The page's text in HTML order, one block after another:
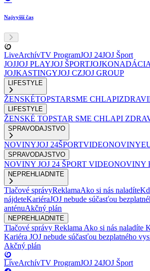
Najvyšší čas
LiveArchívTV ProgramJOJ 24JOJ Šport
JOJJOJ PLAYJOJ ŠPORTJOJKO
JOJKASTINGYJOJ CZJOJ GROUP
LIFESTYLE
ŽENSKÉTOPSTARSME CHLAPI
LIFESTYLE
ŽENSKÉ TOPSTAR SME CHLAPI
SPRAVODAJSTVO
NOVINYJOJ 24ŠPORTVIDEONOVINY
SPRAVODAJSTVO
NOVINY JOJ 24 ŠPORT VIDEONOVINY
NEPREHLIADNITE
Tlačové správyReklamaAko si nás naladíte
nájdeteKariéraJOJ nebude súčasťou
anténuAkčný plán
NEPREHLIADNITE
Tlačové správy ReklamaAko si nás naladíte
Kariéra JOJ nebude súčasťou bezplatného
Akčný plán
LiveArchívTV ProgramJOJ 24JOJ Šport